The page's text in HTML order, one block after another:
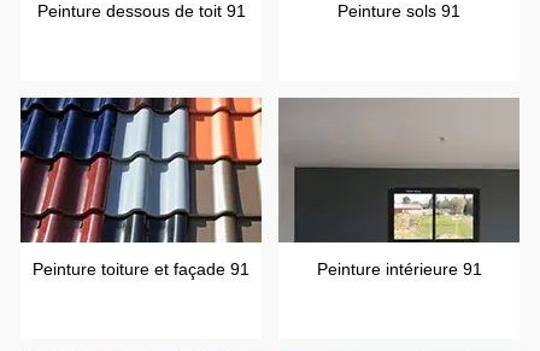
Peinture dessous de toit 91 Peinture sols 91
Peinture toiture et façade 91 Peinture intérieure 91